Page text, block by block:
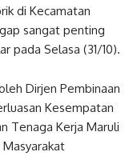
di Kecamatan
sangat penting
pada Selasa (31/10).
Dirjen Pembinaan
Kesempatan
Tenaga Kerja Maruli